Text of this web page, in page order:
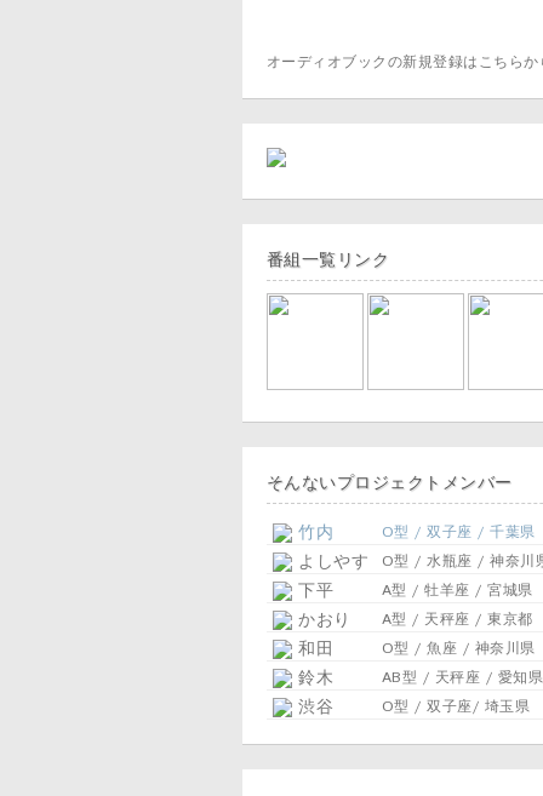
オーディオブックの新規登録はこちら
番組一覧リンク
そんないプロジェクトメンバー
竹内 O型 / 双子座 / 千葉県
よしやす O型 / 水瓶座 / 神奈川
下平 A型 / 牡羊座 / 宮城県
かおり A型 / 天秤座 / 東京都
和田 O型 / 魚座 / 神奈川県
鈴木 AB型 / 天秤座 / 愛知県
渋谷 O型 / 双子座/ 埼玉県